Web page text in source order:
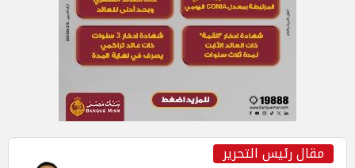
مقال رئيس التحرير